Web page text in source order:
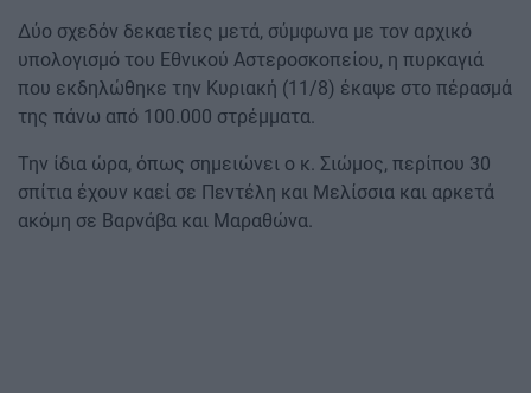
Δύο σχεδόν δεκαετίες μετά, σύμφωνα με τον αρχικό
υπολογισμό του Εθνικού Αστεροσκοπείου, η πυρκαγιά
που εκδηλώθηκε την Κυριακή (11/8) έκαψε στο πέρασμά
της πάνω από 100.000 στρέμματα.
Την ίδια ώρα, όπως σημειώνει ο κ. Σιώμος, περίπου 30
σπίτια έχουν καεί σε Πεντέλη και Μελίσσια και αρκετά
ακόμη σε Βαρνάβα και Μαραθώνα.